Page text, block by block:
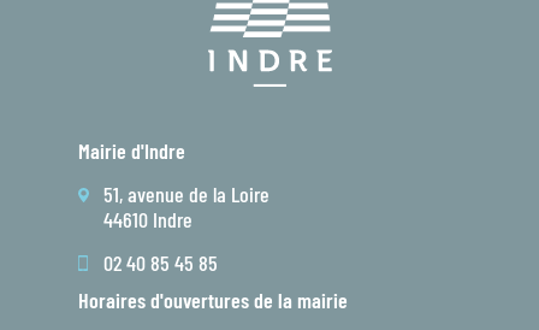
Mairie d'Indre
51, avenue de la Loire
44610 Indre
02 40 85 45 85
Horaires d'ouvertures de la mairie